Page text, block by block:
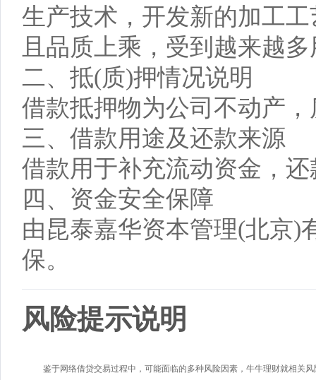
生产技术，开发新的加工
且品质上乘，受到越来越
二、抵(质)押情况说明
借款抵押物为公司不动产
三、借款用途及还款来源
借款用于补充流动资金，
四、资金安全保障
由昆泰嘉华资本管理(北京)
保。
风险提示说明
鉴于网络借贷交易过程中，可能面临的多种风险因素，牛牛理财就相关